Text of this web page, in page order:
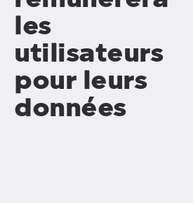
les
utilisateurs
pour leurs
données